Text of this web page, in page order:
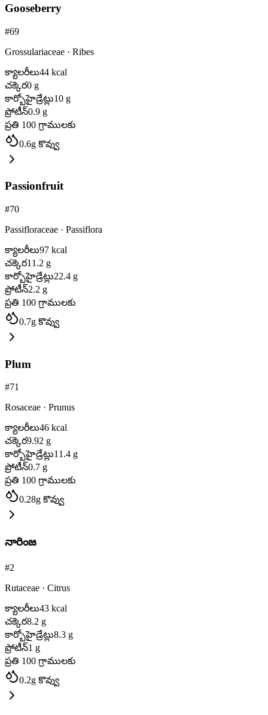
Gooseberry
#69
Grossulariaceae · Ribes
క్యాలరీలు44 kcal
చక్కెర0 g
కార్బోహైడ్రేట్లు10 g
ప్రోటీన్0.9 g
ప్రతి 100 గ్రాములకు
0.6g కొవ్వు
Passionfruit
#70
Passifloraceae · Passiflora
క్యాలరీలు97 kcal
చక్కెర11.2 g
కార్బోహైడ్రేట్లు22.4 g
ప్రోటీన్2.2 g
ప్రతి 100 గ్రాములకు
0.7g కొవ్వు
Plum
#71
Rosaceae · Prunus
క్యాలరీలు46 kcal
చక్కెర9.92 g
కార్బోహైడ్రేట్లు11.4 g
ప్రోటీన్0.7 g
ప్రతి 100 గ్రాములకు
0.28g కొవ్వు
నారింజ
#2
Rutaceae · Citrus
క్యాలరీలు43 kcal
చక్కెర8.2 g
కార్బోహైడ్రేట్లు8.3 g
ప్రోటీన్1 g
ప్రతి 100 గ్రాములకు
0.2g కొవ్వు